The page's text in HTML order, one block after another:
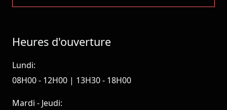
Heures d'ouverture
Lundi:
08H00 - 12H00 | 13H30 - 18H00
Mardi - Jeudi: